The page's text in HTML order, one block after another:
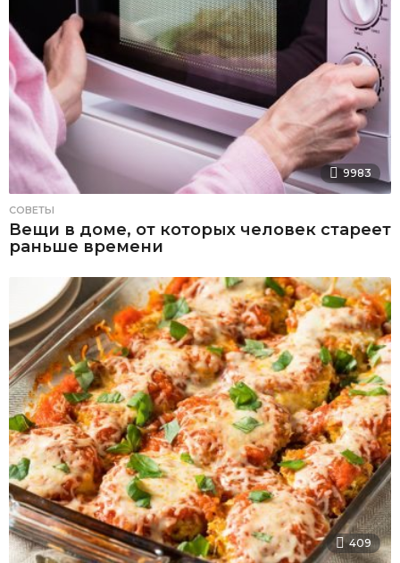
9983
СОВЕТЫ
Вещи в доме, от которых человек стареет
раньше времени
409